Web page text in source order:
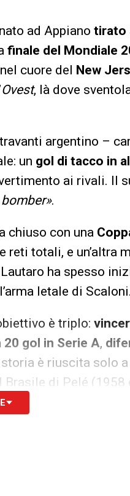
ad Appiano tirato
finale del Mondiale
cuore del New
Ovest, là dove
argentino –
un gol di tacco in
ai rivali. Il
.
chiuso con una
totali, e un’altra
ha spesso
letale di Scaloni.
è triplo:
gol in Serie A,
storia è riuscita solo
di Pelé (1958
– il dato più